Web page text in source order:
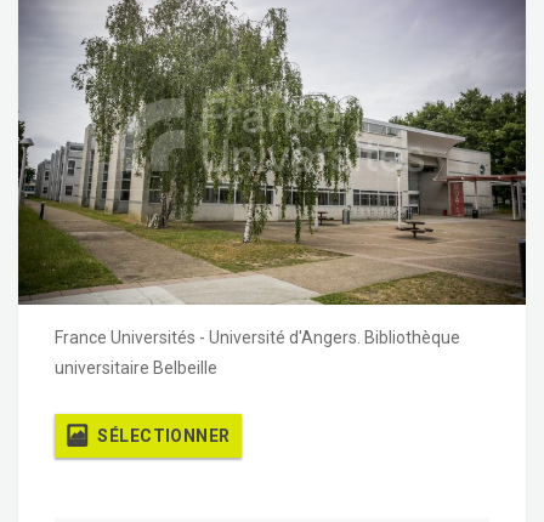
France Universités - Université d'Angers. Bibliothèque
universitaire Belbeille
SÉLECTIONNER